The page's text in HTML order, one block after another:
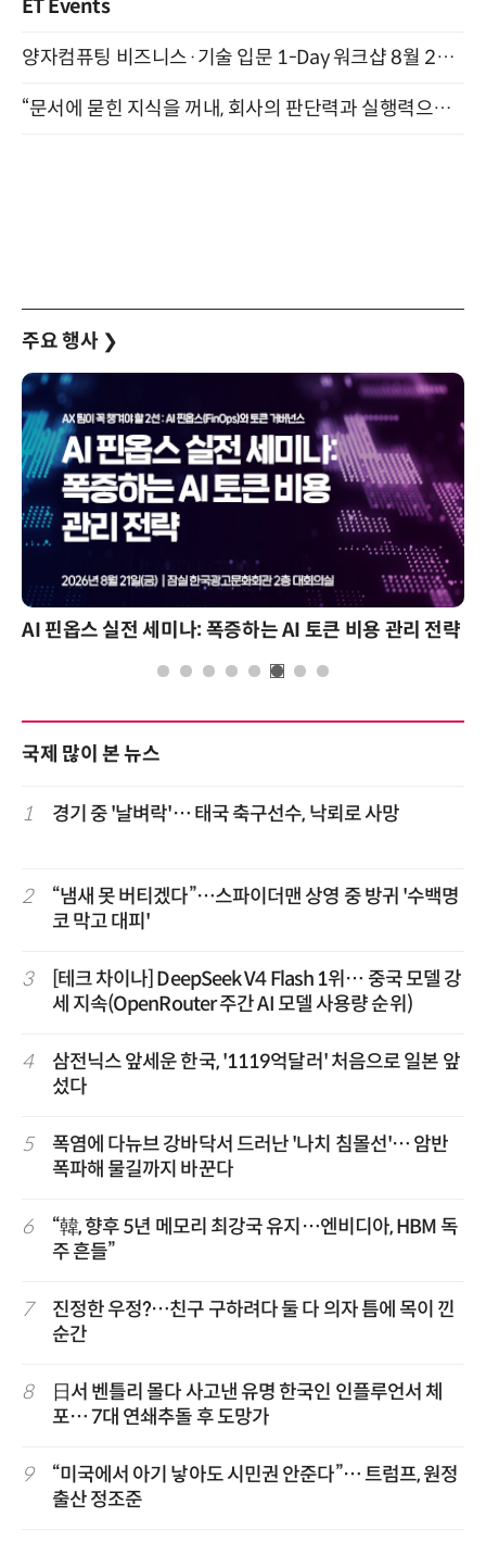
ET Events
양자컴퓨팅 비즈니스·기술 입문 1-Day 워크샵 8월 28일 개최
“문서에 묻힌 지식을 꺼내, 회사의 판단력과 실행력으로 바꾸다” (8/20)
주요 행사 ❯
AI 핀옵스 실전 세미나: 폭증하는 AI 토큰 비용 관리 전략
국제 많이 본 뉴스
1 경기 중 '날벼락'… 태국 축구선수, 낙뢰로 사망
2
“냄새 못 버티겠다”…스파이더맨 상영 중 방귀 '수백명
코 막고 대피'
3
[테크 차이나] DeepSeek V4 Flash 1위… 중국 모델 강
세 지속(OpenRouter 주간 AI 모델 사용량 순위)
4
삼전닉스 앞세운 한국, '1119억달러' 처음으로 일본 앞
섰다
5
폭염에 다뉴브 강바닥서 드러난 '나치 침몰선'… 암반
폭파해 물길까지 바꾼다
6
“韓, 향후 5년 메모리 최강국 유지…엔비디아, HBM 독
주 흔들”
7
진정한 우정?…친구 구하려다 둘 다 의자 틈에 목이 낀
순간
8
日서 벤틀리 몰다 사고낸 유명 한국인 인플루언서 체
포… 7대 연쇄추돌 후 도망가
9
“미국에서 아기 낳아도 시민권 안준다”… 트럼프, 원정
출산 정조준